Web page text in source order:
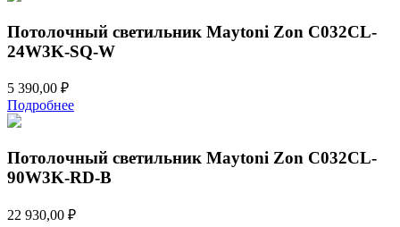
Потолочный светильник Maytoni Zon C032CL-
24W3K-SQ-W
5 390,00 ₽
Подробнее
Потолочный светильник Maytoni Zon C032CL-
90W3K-RD-B
22 930,00 ₽